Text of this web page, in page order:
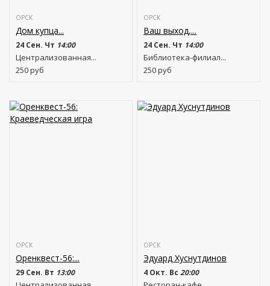
ОРСК
Дом купца...
24 Сен. Чт 14:00
Централизованная...
250руб
ОРСК
Ваш выход,...
24 Сен. Чт 14:00
Библиотека-филиал...
250руб
ОРСК
Оренквест-56:...
29 Сен. Вт 13:00
ОРСК
Эдуард Хуснутдинов
4 Окт. Вс20:00